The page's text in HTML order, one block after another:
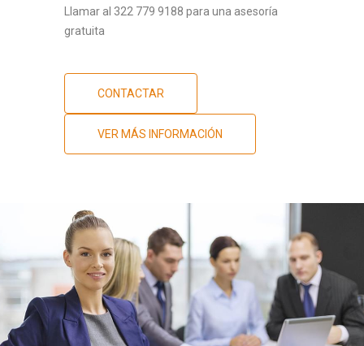
Llamar al 322 779 9188 para una asesoría
gratuita
CONTACTAR
VER MÁS INFORMACIÓN